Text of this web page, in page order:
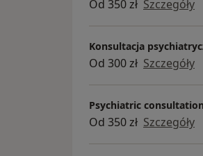
Od 350 zł Szczegóły
Konsultacja
Od 300 zł Szczegóły
Psychiatric
Od 350 zł Szczegóły